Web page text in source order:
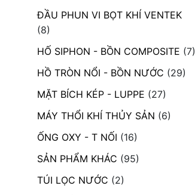
ĐẦU PHUN VI BỌT KHÍ VENTEK
(8)
HỐ SIPHON - BỒN COMPOSITE (7)
HỒ TRÒN NỔI - BỒN NƯỚC (29)
MẶT BÍCH KÉP - LUPPE (27)
MÁY THỔI KHÍ THỦY SẢN (6)
ỐNG OXY - T NỐI (16)
SẢN PHẨM KHÁC (95)
TÚI LỌC NƯỚC (2)